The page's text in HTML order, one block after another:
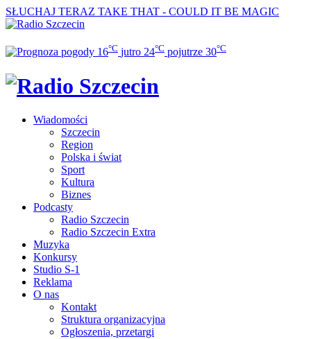
SŁUCHAJ TERAZ TAKE THAT - COULD IT BE MAGIC
16°C jutro 24°C pojutrze 30°C
Wiadomości
Szczecin
Region
Polska i świat
Sport
Kultura
Biznes
Podcasty
Radio Szczecin
Radio Szczecin Extra
Muzyka
Konkursy
Studio S-1
Reklama
O nas
Kontakt
Struktura organizacyjna
Ogłoszenia, przetargi